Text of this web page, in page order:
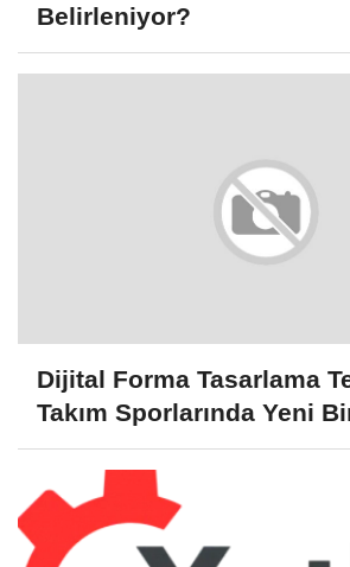
Belirleniyor?
Dijital Forma Tasarlama
Takım Sporlarında Yeni